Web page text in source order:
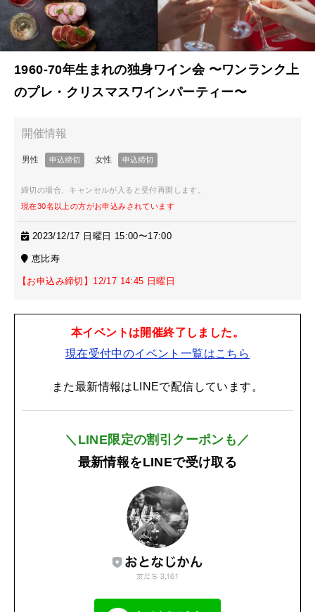
1960-70年生まれの独身ワイン会 〜ワンランク上
のプレ・クリスマスワインパーティー〜
締切の場合、キャンセルが入ると受付再開します。
現在30名以上の方がお申込みされています
2023/12/17 日曜日 15:00〜17:00
恵比寿
【お申込み締切】12/17 14:45 日曜日
本イベントは開催終了しました。
現在受付中のイベント一覧はこちら
また最新情報はLINEで配信しています。
＼LINE限定の割引クーポンも／
最新情報をLINEで受け取る